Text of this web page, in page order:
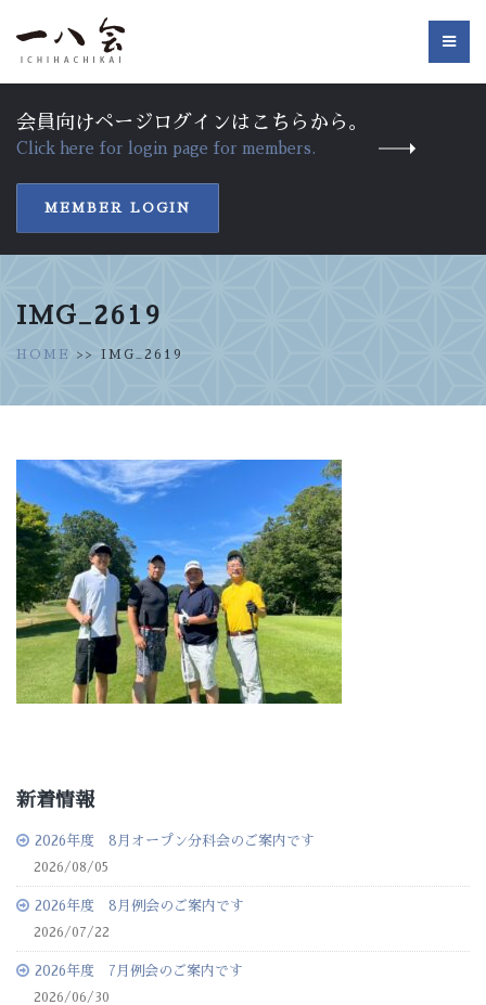
会員向けページログインはこちらから。
Click here for login page for members.
MEMBER LOGIN
IMG_2619
HOME >> IMG_2619
新着情報
2026年度 8月オープン分科会のご案内です
2026/08/05
2026年度 8月例会のご案内です
2026/07/22
2026年度 7月例会のご案内です
2026/06/30